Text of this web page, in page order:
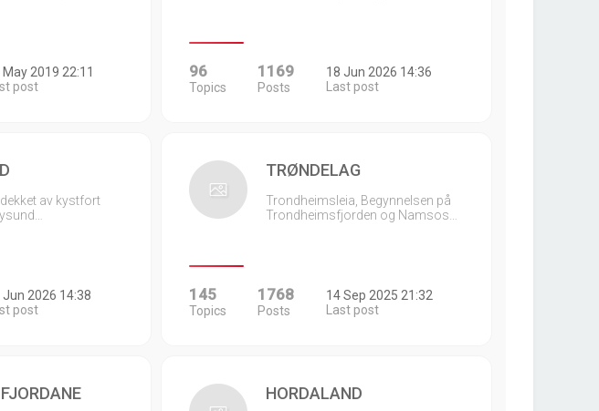
May 2019 22:11
post
96
Topics
1169
Posts
18 Jun 2026 14:36
Last post
av kystfort
Jun 2026 14:38
post
TRØNDELAG
Trondheimsleia, Begynnelsen på
Trondheimsfjorden og Namsos…
145
Topics
1768
Posts
14 Sep 2025 21:32
Last post
HORDALAND